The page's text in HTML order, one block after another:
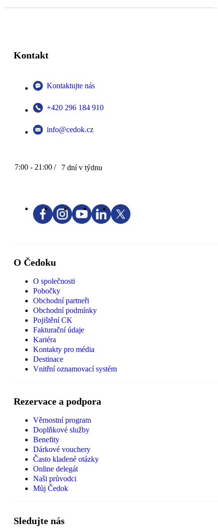
Kontakt
Kontaktujte nás
+420 296 184 910
info@cedok.cz
7:00 - 21:00 / 7 dní v týdnu
O Čedoku
O společnosti
Pobočky
Obchodní partneři
Obchodní podmínky
Pojištění CK
Fakturační údaje
Kariéra
Kontakty pro média
Destinace
Vnitřní oznamovací systém
Rezervace a podpora
Věrnostní program
Doplňkové služby
Benefity
Dárkové vouchery
Často kladené otázky
Online delegát
Naši průvodci
Můj Čedok
Sledujte nás